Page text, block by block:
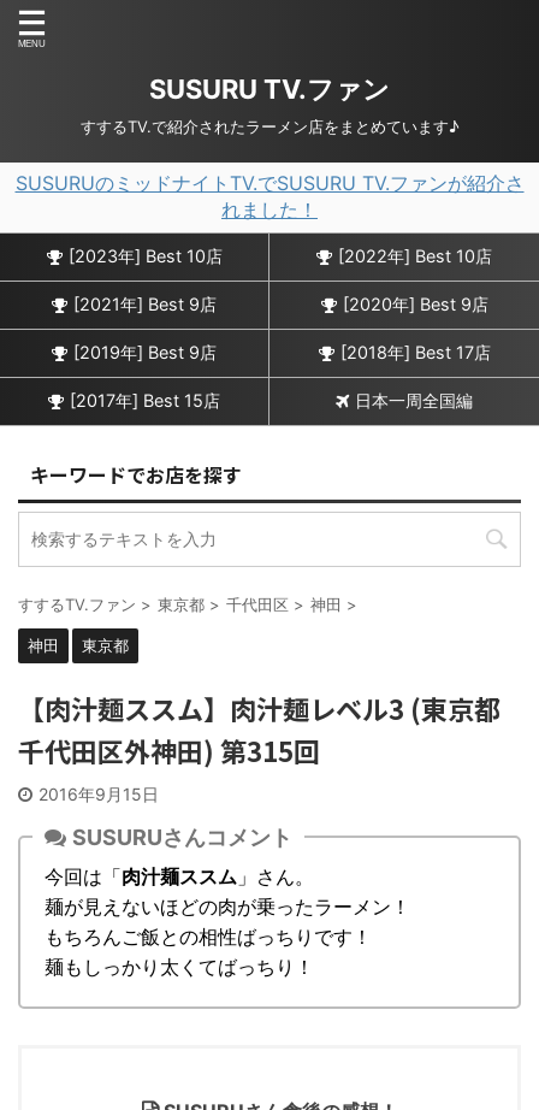
SUSURU TV.ファン
すするTV.で紹介されたラーメン店をまとめています♪
SUSURUのミッドナイトTV.でSUSURU TV.ファンが紹介さ
れました！
[2023年] Best 10店 [2022年] Best 10店
[2021年] Best 9店 [2020年] Best 9店
[2019年] Best 9店 [2018年] Best 17店
[2017年] Best 15店 日本一周全国編
キーワードでお店を探す
すするTV.ファン > 東京都 > 千代田区 > 神田 >
神田 東京都
【肉汁麺ススム】肉汁麺レベル3 (東京都
千代田区外神田) 第315回
2016年9月15日
SUSURUさんコメント
今回は「肉汁麺ススム 」さん。
麺が見えないほどの肉が乗ったラーメン！
もちろんご飯との相性ばっちりです！
麺もしっかり太くてばっちり！